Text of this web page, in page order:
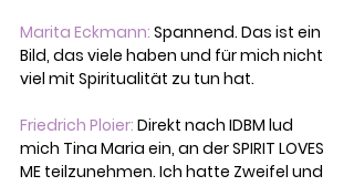
Marita Eckmann: Spannend. Das ist ein
Bild, das viele haben und für mich nicht
viel mit Spiritualität zu tun hat.
Friedrich Ploier: Direkt nach IDBM lud
mich Tina Maria ein, an der SPIRIT LOVES
ME teilzunehmen. Ich hatte Zweifel und